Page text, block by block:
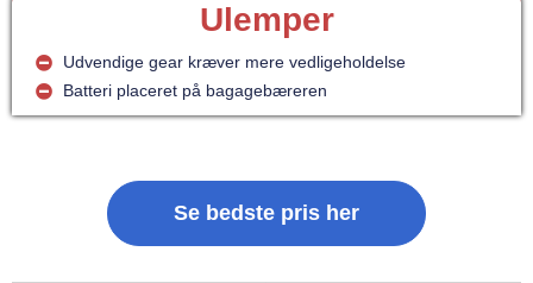
Ulemper
Udvendige gear kræver mere vedligeholdelse
Batteri placeret på bagagebæreren
Se bedste pris her